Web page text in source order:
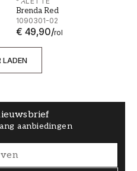
Brenda Red
1090301-02
€ 49,90/rol
LADEN
aanbiedingen